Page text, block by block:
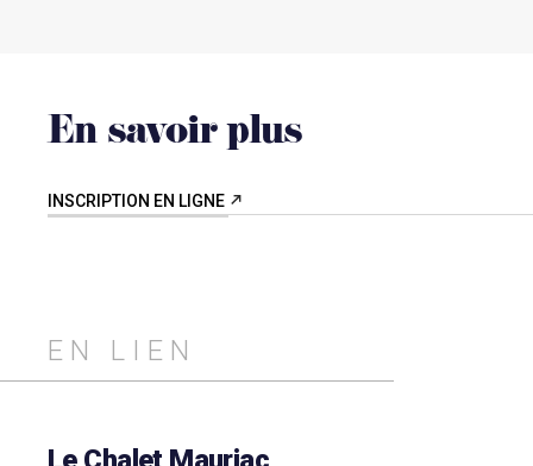
En savoir plus
INSCRIPTION EN LIGNE
EN LIEN